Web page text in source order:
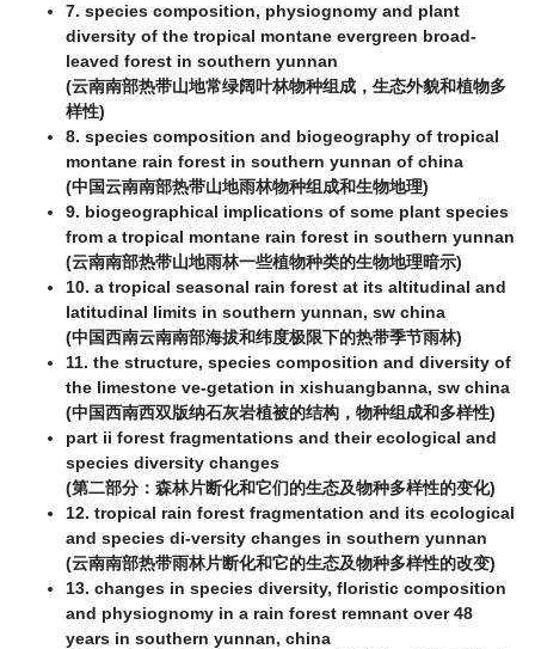
7. species composition, physiognomy and plant
diversity of the tropical montane evergreen broad-
leaved forest in southern yunnan
(云南南部热带山地常绿阔叶林物种组成，生态外貌和植物多
样性)
8. species composition and biogeography of tropical
montane rain forest in southern yunnan of china
(中国云南南部热带山地雨林物种组成和生物地理)
9. biogeographical implications of some plant species
from a tropical montane rain forest in southern yunnan
(云南南部热带山地雨林一些植物种类的生物地理暗示)
10. a tropical seasonal rain forest at its altitudinal and
latitudinal limits in southern yunnan, sw china
(中国西南云南南部海拔和纬度极限下的热带季节雨林)
11. the structure, species composition and diversity of
the limestone ve-getation in xishuangbanna, sw china
(中国西南西双版纳石灰岩植被的结构，物种组成和多样性)
part ii forest fragmentations and their ecological and
species diversity changes
(第二部分：森林片断化和它们的生态及物种多样性的变化)
12. tropical rain forest fragmentation and its ecological
and species di-versity changes in southern yunnan
(云南南部热带雨林片断化和它的生态及物种多样性的改变)
13. changes in species diversity, floristic composition
and physiognomy in a rain forest remnant over 48
years in southern yunnan, china